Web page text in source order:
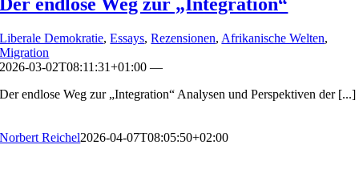
Der endlose Weg zur „Integration“
Liberale Demokratie,Essays,Rezensionen, Afrikanische Welten,
Migration
2026-03-02T08:11:31+01:00 —
Der endlose Weg zur „Integration“ Analysen und Perspektiven der [...]
Norbert Reichel2026-04-07T08:05:50+02:00